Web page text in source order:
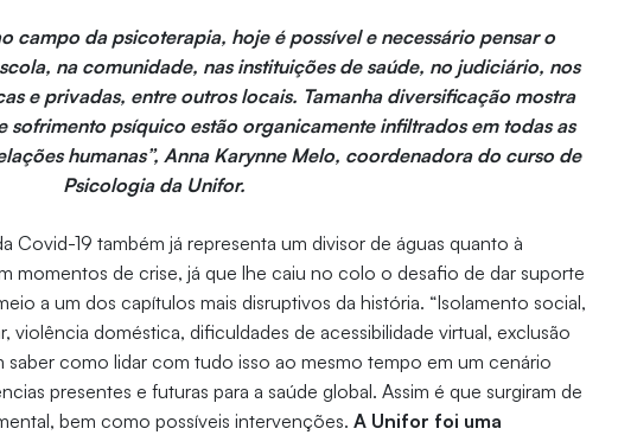
campo da psicoterapia, hoje é possível e necessário pensar o
na comunidade, nas instituições de saúde, no judiciário, nos
e privadas, entre outros locais. Tamanha diversificação mostra
sofrimento psíquico estão organicamente infiltrados em todas as
humanas”, Anna Karynne Melo, coordenadora do curso de
Psicologia da Unifor.
Covid-19 também já representa um divisor de águas quanto à
momentos de crise, já que lhe caiu no colo o desafio de dar suporte
a um dos capítulos mais disruptivos da história. “Isolamento social,
violência doméstica, dificuldades de acessibilidade virtual, exclusão
saber como lidar com tudo isso ao mesmo tempo em um cenário
presentes e futuras para a saúde global. Assim é que surgiram de
bem como possíveis intervenções. A Unifor foi uma